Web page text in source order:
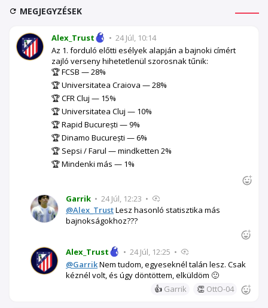
MEGJEGYZÉSEK
Alex_Trust • 24 Júl, 10:14
Az 1. forduló előtti esélyek alapján a bajnoki címért
zajló verseny hihetetlenül szorosnak tűnik:
🏆 FCSB — 28%
🏆 Universitatea Craiova — 28%
🏆 CFR Cluj — 15%
🏆 Universitatea Cluj — 10%
🏆 Rapid București — 9%
🏆 Dinamo București — 6%
🏆 Sepsi / Farul — mindketten 2%
🏆 Mindenki más — 1%
Garrik • 24 Júl, 12:23 •
@Alex_TrustLesz hasonló statisztika más
bajnokságokhoz???
Alex_Trust • 24 Júl, 12:25 •
@GarrikNem tudom, egyeseknél talán lesz. Csak
kéznél volt, és úgy döntöttem, elküldöm 🙂
👍 Garrik 👏 OttO-04